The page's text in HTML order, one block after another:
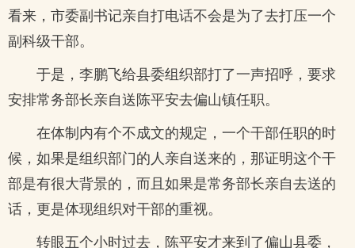
看来，市委副书记亲自打电话不会是为了去打压一个
副科级干部。
于是，李鹏飞给县委组织部打了一声招呼，要求
安排常务部长亲自送陈平安去偏山镇任职。
在体制内有个不成文的规定，一个干部任职的时
候，如果是组织部门的人亲自送来的，那证明这个干
部是有很大背景的，而且如果是常务部长亲自去送的
话，更是体现组织对干部的重视。
转眼五个小时过去，陈平安才来到了偏山县委，